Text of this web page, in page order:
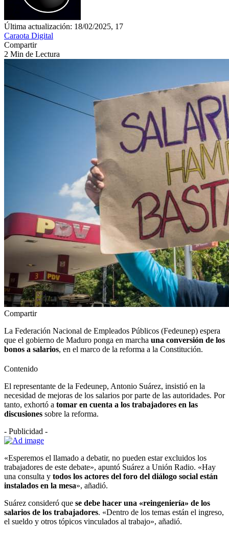
Última actualización: 18/02/2025, 17
Caraota Digital
Compartir
2 Min de Lectura
Compartir
La Federación Nacional de Empleados Públicos (Fedeunep) espera
que el gobierno de Maduro ponga en marcha una conversión de los
bonos a salarios, en el marco de la reforma a la Constitución.
Contenido
El representante de la Fedeunep, Antonio Suárez, insistió en la
necesidad de mejoras de los salarios por parte de las autoridades. Por
tanto, exhortó a tomar en cuenta a los trabajadores en las
discusiones sobre la reforma.
- Publicidad -
«Esperemos el llamado a debatir, no pueden estar excluidos los
trabajadores de este debate», apuntó Suárez a Unión Radio. «Hay
una consulta y todos los actores del foro del diálogo social están
instalados en la mesa», añadió.
Suárez consideró que se debe hacer una «reingeniería» de los
salarios de los trabajadores. «Dentro de los temas están el ingreso,
el sueldo y otros tópicos vinculados al trabajo», añadió.